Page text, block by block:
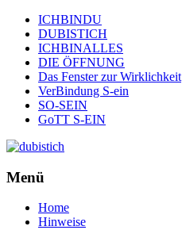
ICHBINDU
DUBISTICH
ICHBINALLES
DIE ÖFFNUNG
Das Fenster zur Wirklichkeit
VerBindung S-ein
SO-SEIN
GoTT S-EIN
Menü
Home
Hinweise